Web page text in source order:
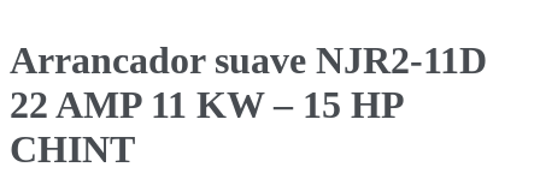
Arrancador suave NJR2-11D
22 AMP 11 KW – 15 HP
CHINT